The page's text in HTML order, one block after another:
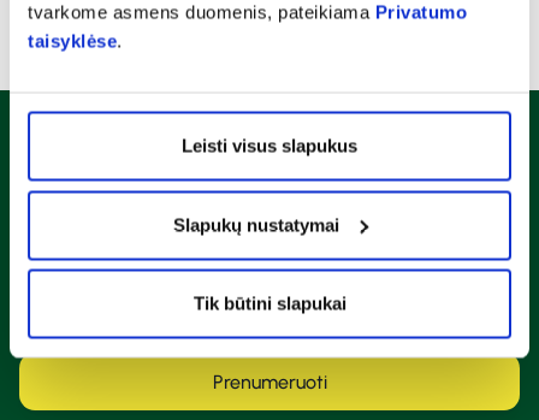
tvarkome asmens duomenis, pateikiama Privatumo
taisyklėse.
Leisti visus slapukus
Slapukų nustatymai
Tik būtini slapukai
Naujienlaiškis
Sužinok apie nuolaidas ir specialius pasiūlymus!
privatumo taisyklėmis
Prenumeruoti